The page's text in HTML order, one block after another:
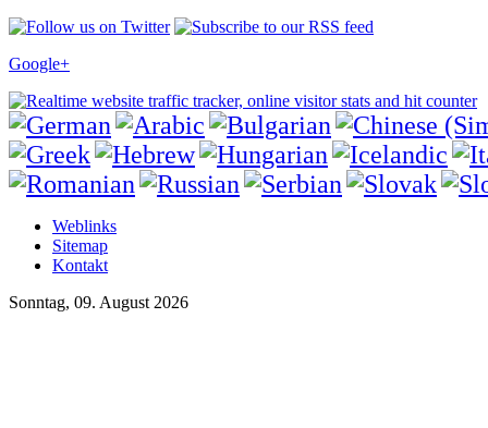
Google+
Weblinks
Sitemap
Kontakt
Sonntag, 09. August 2026